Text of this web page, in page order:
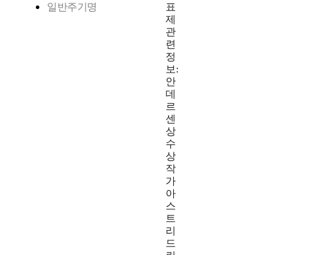
일반주기명
표
제
관
련
정
보:
안
데
르
센
상
수
상
작
가
아
스
트
리
드